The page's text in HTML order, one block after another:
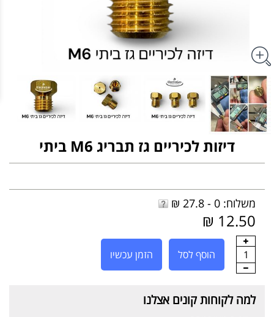
דיזות לכיריים גז תבריג M6 ביתי
משלוח: 0 - 27.8 ₪
12.50 ₪
1 הוסף לסל הזמן עכשיו
למה לקוחות קונים אצלנו